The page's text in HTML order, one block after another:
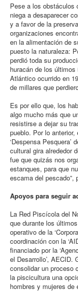
Pese a los obstáculos
niega a desaparecer
y a favor de la
organizaciones
en la alimentación de
puesto la naturaleza:
perdió toda su
huracán de los
Atlántico ocurrido en
de millares que
Es por ello que, los
algo mucho más que
resistirse a dejar su
pueblo. Por lo
‘Despensa Pesquera’
cultural gira alrededor
fue que quizás nos
estanques, para que
escama del pescado”,
Apoyos para seguir
La Red Piscícola del
que durante los
operativo de la
coordinación con la
financiado por la
el Desarrollo’,
consolidar un proceso
la piscicultura una
hombres y mujeres